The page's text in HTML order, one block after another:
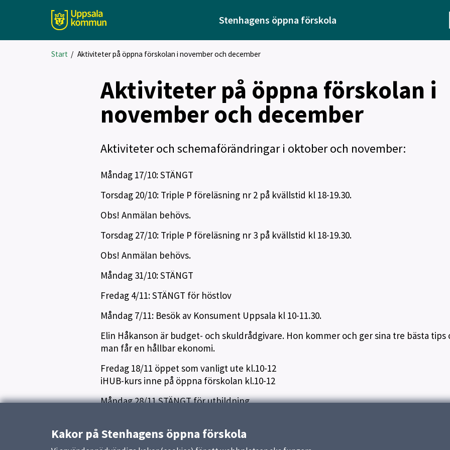
Stenhagens öppna förskola
Start / Aktiviteter på öppna förskolan i november och december
Aktiviteter på öppna förskolan i
november och december
Aktiviteter och schemaförändringar i oktober och november:
Måndag 17/10: STÄNGT
Torsdag 20/10: Triple P föreläsning nr 2 på kvällstid kl 18-19.30.
Obs! Anmälan behövs.
Torsdag 27/10: Triple P föreläsning nr 3 på kvällstid kl 18-19.30.
Obs! Anmälan behövs.
Måndag 31/10: STÄNGT
Fredag 4/11: STÄNGT för höstlov
Måndag 7/11: Besök av Konsument Uppsala kl 10-11.30.
Elin Håkanson är budget- och skuldrådgivare. Hon kommer och ger sina tre bästa tips
man får en hållbar ekonomi.
Fredag 18/11 öppet som vanligt ute kl.10-12
iHUB-kurs inne på öppna förskolan kl.10-12
Måndag 28/11 STÄNGT för utbildning.
Publicerad: 14 oktober 2022
Kakor på Stenhagens öppna förskola